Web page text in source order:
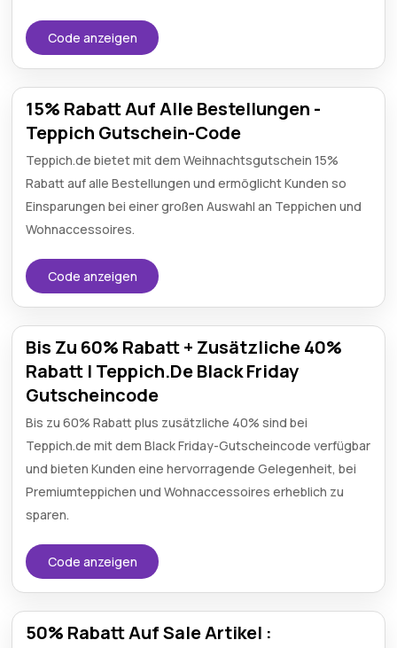
Code anzeigen
15% Rabatt Auf Alle Bestellungen -
Teppich Gutschein-Code
Teppich.de bietet mit dem Weihnachtsgutschein 15%
Rabatt auf alle Bestellungen und ermöglicht Kunden so
Einsparungen bei einer großen Auswahl an Teppichen und
Wohnaccessoires.
Code anzeigen
Bis Zu 60% Rabatt + Zusätzliche 40%
Rabatt | Teppich.De Black Friday
Gutscheincode
Bis zu 60% Rabatt plus zusätzliche 40% sind bei
Teppich.de mit dem Black Friday-Gutscheincode verfügbar
und bieten Kunden eine hervorragende Gelegenheit, bei
Premiumteppichen und Wohnaccessoires erheblich zu
sparen.
Code anzeigen
50% Rabatt Auf Sale Artikel :